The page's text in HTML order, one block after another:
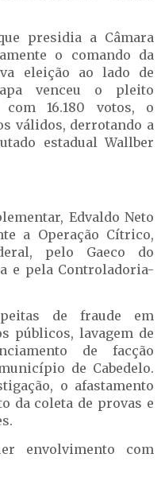
presidia a Câmara
o comando da
eleição ao lado de
venceu o pleito
16.180 votos, o
válidos, derrotando a
estadual Wallber
Edvaldo Neto
a Operação Cítrico,
pelo Gaeco do
e pela Controladoria-
de fraude em
públicos, lavagem de
de facção
de Cabedelo.
o afastamento
da coleta de provas e
envolvimento com